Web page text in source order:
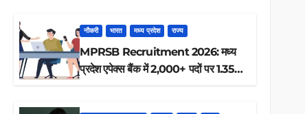
नौकरी भारत मध्य प्रदेश राज्य
MPRSB Recruitment 2026: मध्य
प्रदेश एपेक्स बैंक में 2,000+ पदों पर 1.35